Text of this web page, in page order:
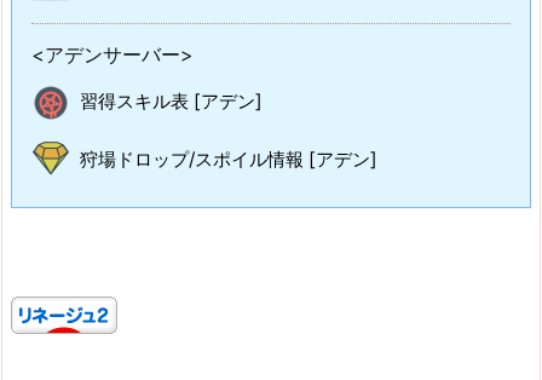
<アデンサーバー>
習得スキル表 [アデン]
狩場ドロップ/スポイル情報 [アデン]